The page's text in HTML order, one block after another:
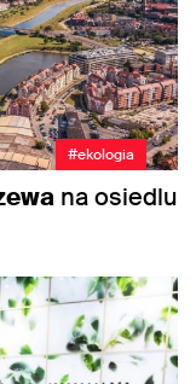
#ekologia
na osiedlu